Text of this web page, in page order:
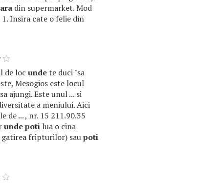
din supermarket. Mod
Insira cate o felie din
de loc undete duci "sa
Mesogios este locul
ajungi. Este unul ... si
a meniului. Aici
... , nr. 15 211.90.35
undepoti lua o cina
gatirea fripturilor) saupoti